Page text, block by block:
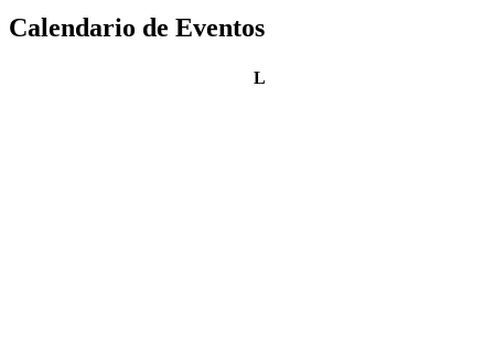
Calendario de Eventos
Llunes